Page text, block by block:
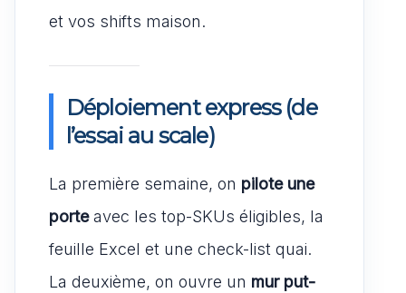
et vos shifts maison.
Déploiement express (de
l’essai au scale)
La première semaine, on pilote une
porteavec les top-SKUs éligibles, la
feuille Excel et une check-list quai.
La deuxième, on ouvre un mur put-